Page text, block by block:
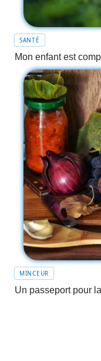
SANTÉ
Mon enfant est
MINCEUR
Un passeport pour